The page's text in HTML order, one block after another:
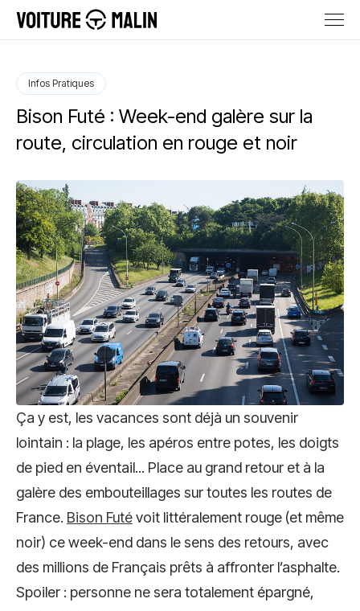
Infos Pratiques
Bison Futé : Week-end galère sur la
route, circulation en rouge et noir
Ça y est, les vacances sont déjà un souvenir
lointain : la plage, les apéros entre potes, les doigts
de pied en éventail... Place au grand retour et à la
galère des embouteillages sur toutes les routes de
France. Bison Futévoit littéralement rouge (et même
noir) ce week-end dans le sens des retours, avec
des millions de Français prêts à affronter l’asphalte.
Spoiler : personne ne sera totalement épargné,